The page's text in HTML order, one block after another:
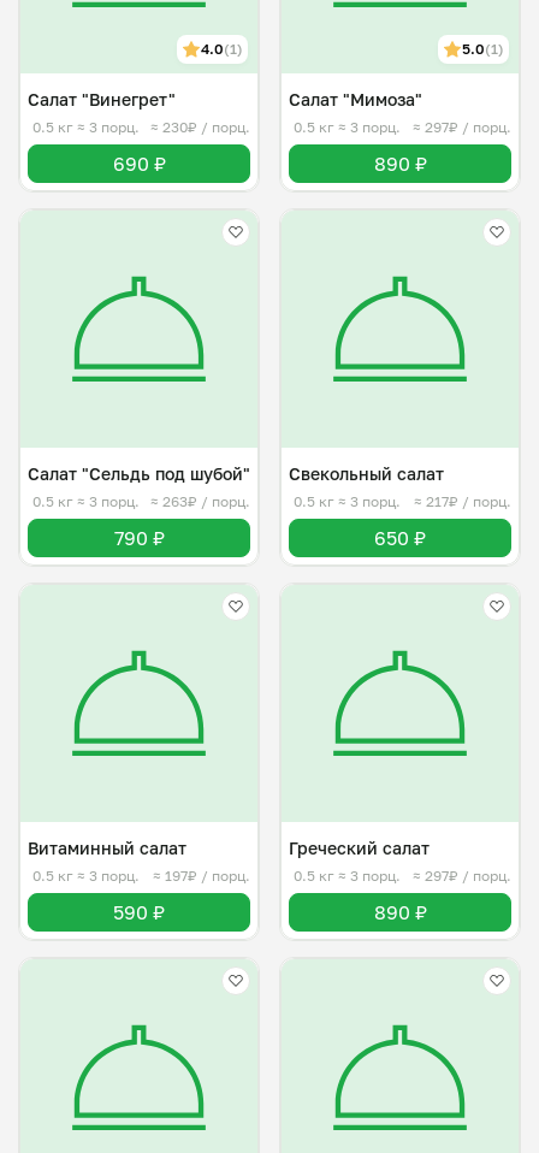
4.0(1)
Салат "Винегрет"
0.5 кг ≈ 3 порц. ≈ 230₽ / порц.
690 ₽
5.0(1)
Салат "Мимоза"
0.5 кг ≈ 3 порц. ≈ 297₽ / порц.
890 ₽
Салат "Сельдь под шубой"
0.5 кг ≈ 3 порц. ≈ 263₽ / порц.
790 ₽
Свекольный салат
0.5 кг ≈ 3 порц. ≈ 217₽ / порц.
650 ₽
Витаминный салат
0.5 кг ≈ 3 порц. ≈ 197₽ / порц.
590 ₽
Греческий салат
0.5 кг ≈ 3 порц. ≈ 297₽ / порц.
890 ₽